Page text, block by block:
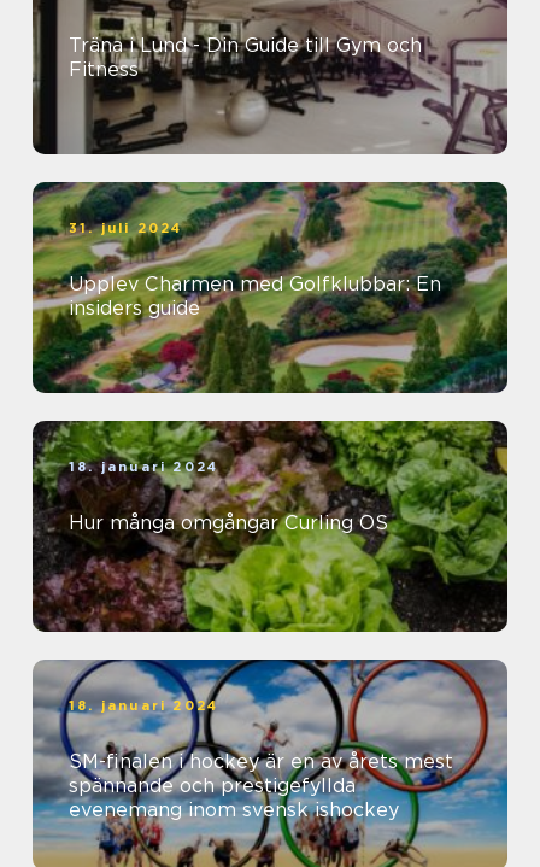
Träna i Lund - Din Guide till Gym och
Fitness
31. juli 2024
Upplev Charmen med Golfklubbar: En
insiders guide
18. januari 2024
Hur många omgångar Curling OS
18. januari 2024
SM-finalen i hockey är en av årets mest
spännande och prestigefyllda
evenemang inom svensk ishockey